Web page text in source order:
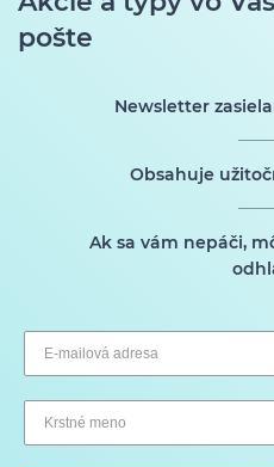
pošte
Newsletter
Obsahuje
Ak sa vám nepáči,